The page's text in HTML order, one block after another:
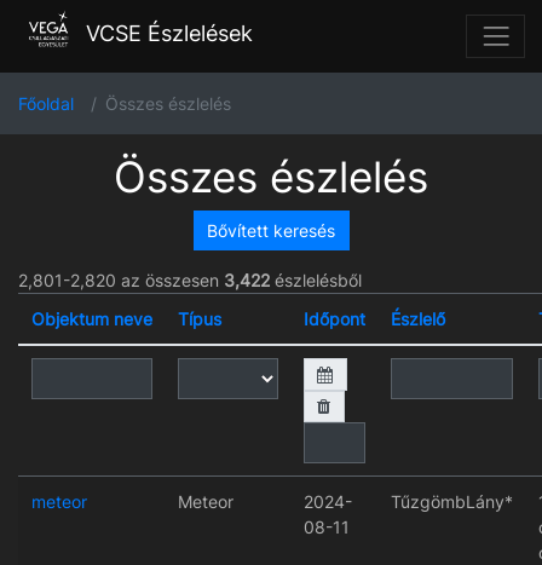
VCSE Észlelések
Főoldal Összes észlelés
Összes észlelés
Bővített keresés
2,801-2,820 az összesen 3,422 észlelésből
Objektum neve
Típus Időpont Észlelő
meteor Meteor
2024-
08-11
TűzgömbLány*